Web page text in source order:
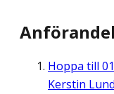
Hoppa till
Kerstin